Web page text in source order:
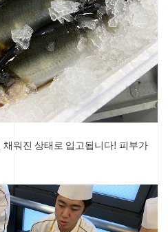
워진 상태로 입고됩니다! 피부가